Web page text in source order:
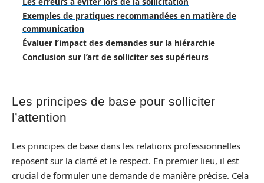
Exemples de pratiques recommandées en matière de
communication
Évaluer l’impact des demandes sur la hiérarchie
Conclusion sur l’art de solliciter ses supérieurs
Les principes de base pour solliciter
l’attention
Les principes de base dans les relations professionnelles
reposent sur la clarté et le respect. En premier lieu, il est
crucial de formuler une demande de manière précise. Cela